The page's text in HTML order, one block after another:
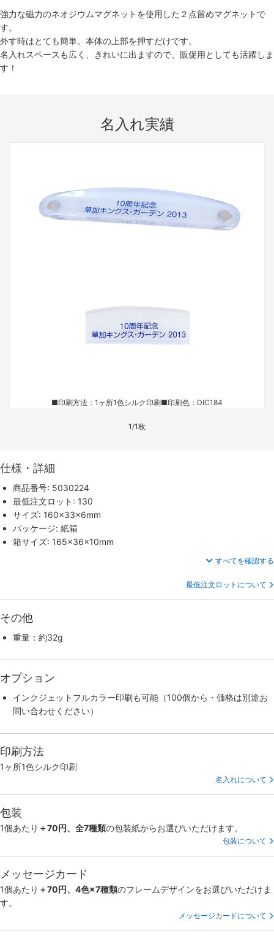
強力な磁力のネオジウムマグネットを使用した２点留めマグネットで
す。
外す時はとても簡単。本体の上部を押すだけです。
名入れスペースも広く、きれいに出ますので、販促用としても活躍しま
す！
名入れ実績
■印刷方法：1ヶ所1色シルク印刷■印刷色：DIC184
1/1枚
仕様・詳細
商品番号: 5030224
最低注文ロット: 130
サイズ: 160×33×6mm
パッケージ: 紙箱
箱サイズ: 165×36×10mm
すべてを確認する
最低注文ロットについて
その他
重量：約32g
オプション
インクジェットフルカラー印刷も可能（100個から・価格は別途お
問い合わせください）
印刷方法
1ヶ所1色シルク印刷
名入れについて
包装
1個あたり ＋70円、全7種類の包装紙からお選びいただけます。
包装について
メッセージカード
1個あたり ＋70円、4色×7種類のフレームデザインをお選びいただけま
す。
メッセージカードについて